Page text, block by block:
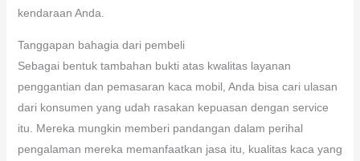
kendaraan Anda.
Tanggapan bahagia dari pembeli
Sebagai bentuk tambahan bukti atas kwalitas layanan
penggantian dan pemasaran kaca mobil, Anda bisa cari ulasan
dari konsumen yang udah rasakan kepuasan dengan service
itu. Mereka mungkin memberi pandangan dalam perihal
pengalaman mereka memanfaatkan jasa itu, kualitas kaca yang